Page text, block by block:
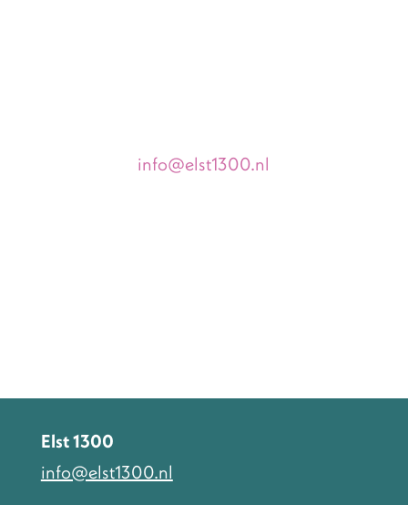
info@elst1300.nl
Elst 1300
info@elst1300.nl